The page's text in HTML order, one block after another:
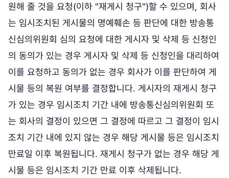
원해 줄 것을 요청(이하 "재게시 청구")할 수 있으며, 회사
는 임시조치된 게시물의 명예훼손 등 판단에 대한 방송통
신심의위원회 심의 요청에 대한 게시자 및 삭제 등 신청인
의 동의가 있는 경우 게시자 및 삭제 등 신청인을 대리하여
이를 요청하고 동의가 없는 경우 회사가 이를 판단하여 게
시물 등의 복원 여부를 결정합니다. 게시자의 재게시 청구
가 있는 경우 임시조치 기간 내에 방송통신심의위원회 또
는 회사의 결정이 있으면 그 결정에 따르고 그 결정이 임시
조치 기간 내에 있지 않는 경우 해당 게시물 등은 임시조치
만료일 이후 복원됩니다. 재게시 청구가 없는 경우 해당 게
시물 등은 임시조치 기간 만료 이후 삭제됩니다.